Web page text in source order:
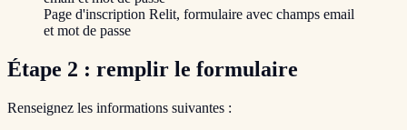
Page d'inscription Relit, formulaire avec champs email
et mot de passe
Étape 2 : remplir le formulaire
Renseignez les informations suivantes :